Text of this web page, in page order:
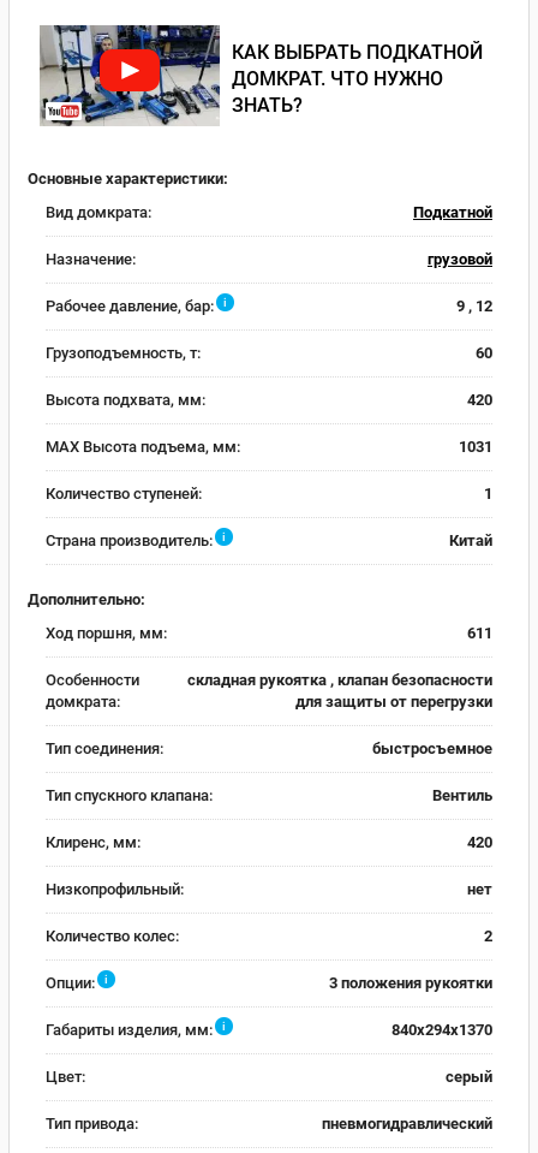
КАК ВЫБРАТЬ ПОДКАТНОЙ
ДОМКРАТ. ЧТО НУЖНО
ЗНАТЬ?
Основные характеристики:
Вид домкрата:
Подкатной
Назначение: грузовой
Рабочее давление, бар: i 9 , 12
Грузоподъемность, т: 60
Высота подхвата, мм: 420
MAX Высота подъема, мм: 1031
Количество ступеней: 1
Страна производитель: i Китай
Дополнительно:
Ход поршня, мм:
611
Особенности
домкрата:
складная рукоятка , клапан безопасности
для защиты от перегрузки
Тип соединения: быстросъемное
Тип спускного клапана: Вентиль
Клиренс, мм: 420
Низкопрофильный: нет
Количество колес: 2
Опции: i 3 положения рукоятки
Габариты изделия, мм: i 840х294х1370
Цвет: серый
Тип привода: пневмогидравлический